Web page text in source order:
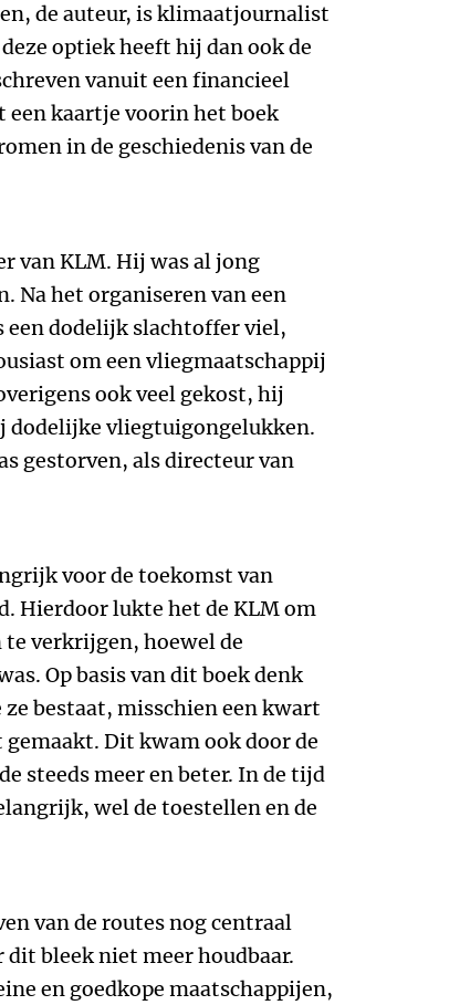
de auteur, is klimaatjournalist
optiek heeft hij dan ook de
vanuit een financieel
kaartje voorin het boek
in de geschiedenis van de
van KLM. Hij was al jong
Na het organiseren van een
dodelijk slachtoffer viel,
om een vliegmaatschappij
ook veel gekost, hij
dodelijke vliegtuigongelukken.
gestorven, als directeur van
voor de toekomst van
Hierdoor lukte het de KLM om
te verkrijgen, hoewel de
Op basis van dit boek denk
bestaat, misschien een kwart
Dit kwam ook door de
steeds meer en beter. In de tijd
wel de toestellen en de
van de routes nog centraal
dit bleek niet meer houdbaar.
en goedkope maatschappijen,